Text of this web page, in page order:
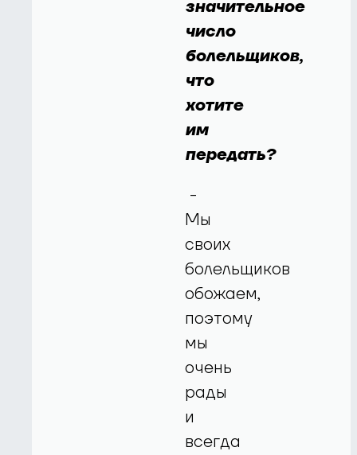
значительное
число
болельщиков,
что
хотите
им
передать?
-
Мы
своих
болельщиков
обожаем,
поэтому
мы
очень
рады
и
всегда